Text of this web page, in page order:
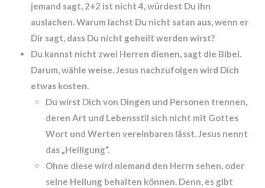
jemand sagt, 2+2 ist nicht 4, würdest Du ihn
auslachen. Warum lachst Du nicht satan aus, wenn er
Dir sagt, dass Du nicht geheilt werden wirst?
Du kannst nicht zwei Herren dienen, sagt die Bibel.
Darum, wähle weise. Jesus nachzufolgen wird Dich
etwas kosten.
Du wirst Dich von Dingen und Personen trennen,
deren Art und Lebensstil sich nicht mit Gottes
Wort und Werten vereinbaren lässt. Jesus nennt
das „Heiligung“.
Ohne diese wird niemand den Herrn sehen, oder
seine Heilung behalten können. Denn, es gibt